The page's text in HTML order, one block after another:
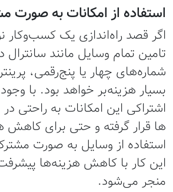
استفاده از امکانات به صورت
اگر قصد راه‌اندازی یک کسب‌وکار
تامین تمام وسایل مانند سانترال
شماره‌های چهار یا پنج‌رقمی،
بسیار هزینه‌بر خواهد بود. با
اشتراکی این امکانات به راحتی در
ها قرار گرفته و حتی برای کاهش
استفاده از وسایل به صورت
این کار با کاهش هزینه‌ها پیشرفت
منجر می‌شود.